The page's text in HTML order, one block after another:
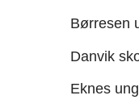
Børresen
Danvik
Eknes